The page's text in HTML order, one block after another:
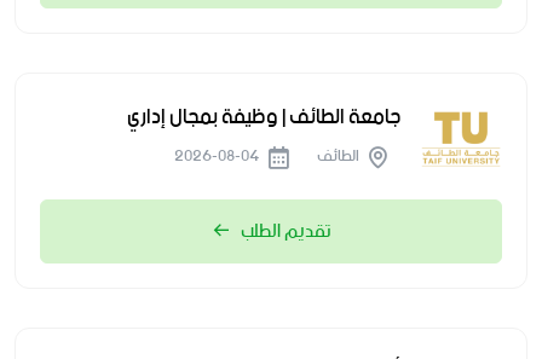
جامعة الطائف | وظيفة بمجال إداري
الطائف
تقديم الطلب